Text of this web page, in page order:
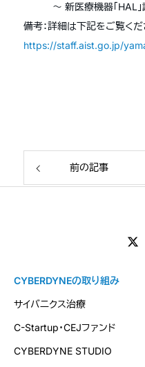
～ 新医療機器「HAL」
備考：詳細は下記をご覧く
https://staff.aist.go.jp/
前の記事
CYBERDYNEの取り組み
サイバニクス治療
C-Startup・CEJファンド
CYBERDYNE STUDIO